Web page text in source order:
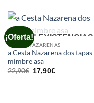
¡Oferta!SIN EXISTENCIAS
CESTAS NAZARENAS
a Cesta Nazarena dos tapas
mimbre asa
22,90€ El
precio
17,90€El